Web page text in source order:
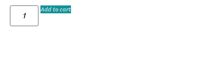
Add to cart